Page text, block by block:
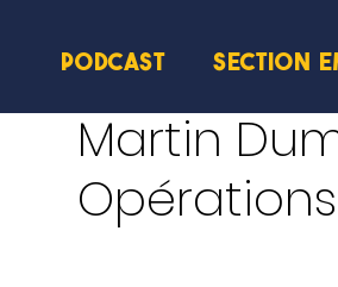
PODCAST SECTION
Martin